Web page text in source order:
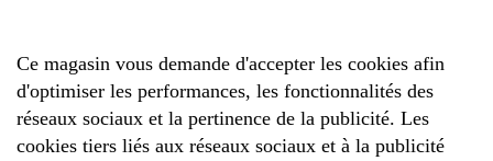
Ce magasin vous demande d'accepter les cookies afin
d'optimiser les performances, les fonctionnalités des
réseaux sociaux et la pertinence de la publicité. Les
cookies tiers liés aux réseaux sociaux et à la publicité